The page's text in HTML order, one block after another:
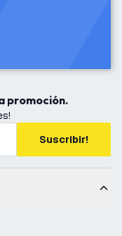
promoción.
Suscribir!